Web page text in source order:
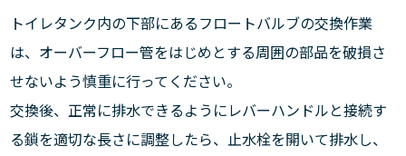
トイレタンク内の下部にあるフロートバルブの交換作業
は、オーバーフロー管をはじめとする周囲の部品を破損さ
せないよう慎重に行ってください。
交換後、正常に排水できるようにレバーハンドルと接続す
る鎖を適切な長さに調整したら、止水栓を開いて排水し、